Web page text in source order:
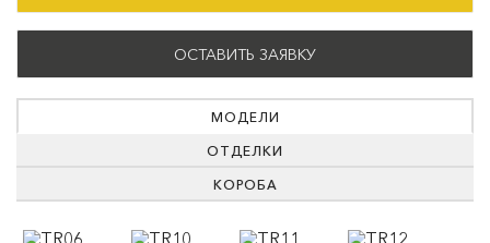
ОСТАВИТЬ ЗАЯВКУ
МОДЕЛИ
ОТДЕЛКИ
КОРОБА